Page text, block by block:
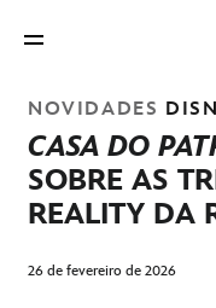
NOVIDADES
CASA DO
SOBRE AS
REALITY DA
26 de fevereiro de 2026